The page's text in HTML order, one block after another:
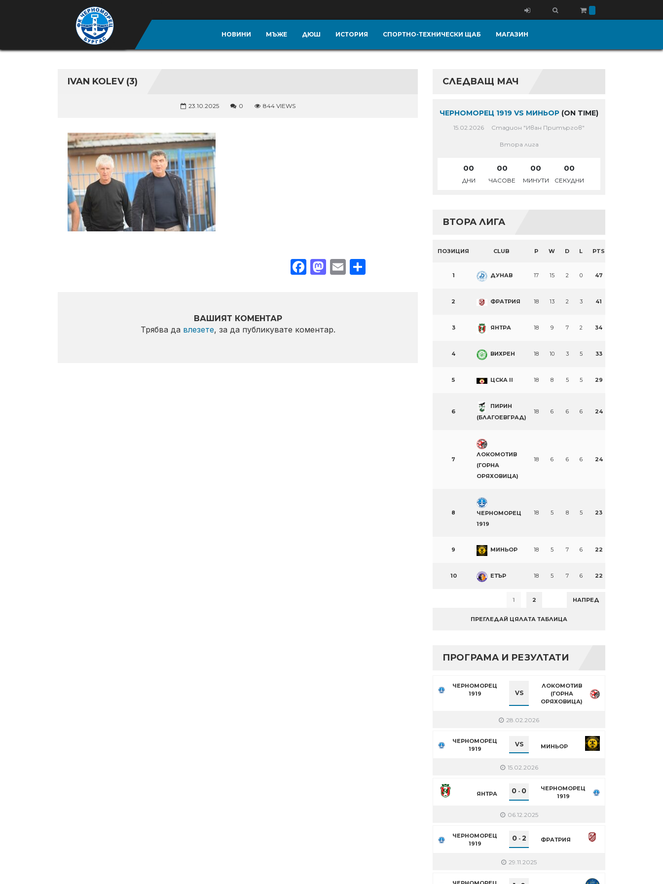
НОВИНИ МЪЖЕ ДЮШ ИСТОРИЯ СПОРТНО-ТЕХНИЧЕСКИ ЩАБ МАГАЗИН
IVAN KOLEV (3)
23.10.2025 0 844 VIEWS
Facebook
Mastodon
EmailShare
ВАШИЯТ КОМЕНТАР
Трябва да влезете, за да публикувате коментар.
СЛЕДВАЩ МАЧ
ЧЕРНОМОРЕЦ 1919 VS МИНЬОР (ON TIME)
15.02.2026 Стадион "Иван Притъргов"
Втора лига
00
ДНИ
00
ЧАСОВЕ
00
МИНУТИ
00
СЕКУДНИ
ВТОРА ЛИГА
ПОЗИЦИЯ CLUB P W D L PTS
1 ДУНАВ 17 15 2 0 47
2 ФРАТРИЯ 18 13 2 3 41
3 ЯНТРА 18 9 7 2 34
4 ВИХРЕН 18 10 3 5 33
5 ЦСКА II 18 8 5 5 29
6
ПИРИН
(БЛАГОЕВГРАД)
18 6 6 6 24
7
ЛОКОМОТИВ
(ГОРНА
ОРЯХОВИЦА)
18 6 6 6 24
8
ЧЕРНОМОРЕЦ
1919
18 5 8 5 23
9 МИНЬОР 18 5 7 6 22
10 ЕТЪР 18 5 7 6 22
1 2 НАПРЕД
ПРЕГЛЕДАЙ ЦЯЛАТА ТАБЛИЦА
ПРОГРАМА И РЕЗУЛТАТИ
ЧЕРНОМОРЕЦ
1919
VS
ЛОКОМОТИВ
(ГОРНА
ОРЯХОВИЦА)
28.02.2026
ЧЕРНОМОРЕЦ
1919
VS МИНЬОР
15.02.2026
ЯНТРА 0 - 0
ЧЕРНОМОРЕЦ
1919
06.12.2025
ЧЕРНОМОРЕЦ
1919
0- 2 ФРАТРИЯ
29.11.2025